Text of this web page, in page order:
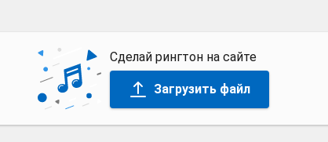
Сделай рингтон на сайте
Загрузить файл